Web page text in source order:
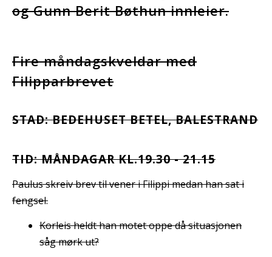
og Gunn Berit Bøthun innleier.
Fire måndagskveldar med
Filipparbrevet
STAD: BEDEHUSET BETEL, BALESTRAND
TID: MÅNDAGAR KL.19.30 - 21.15
Paulus skreiv brev til vener i Filippi medan han sat i
fengsel.
Korleis heldt han motet oppe då situasjonen
såg mørk ut?